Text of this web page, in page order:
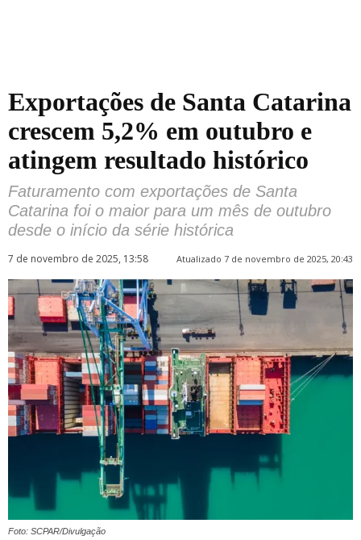
Exportações de Santa Catarina
crescem 5,2% em outubro e
atingem resultado histórico
Faturamento com exportações de Santa
Catarina foi o maior para um mês de outubro
desde o início da série histórica
7 de novembro de 2025, 13:58 Atualizado 7 de novembro de 2025, 20:43
Foto: SCPAR/Divulgação